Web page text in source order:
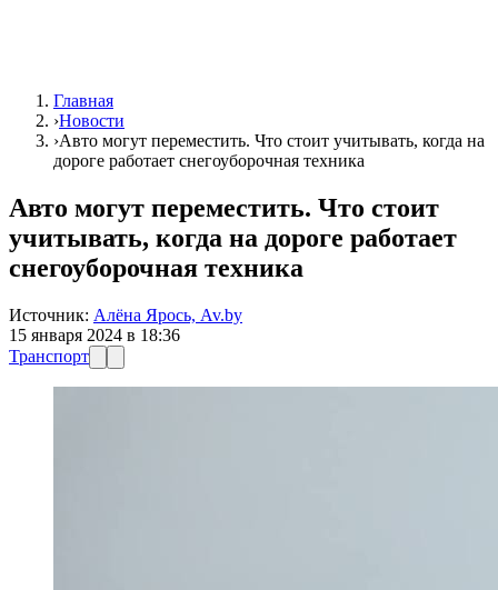
Главная
›Новости
›Авто могут переместить. Что стоит учитывать, когда на
дороге работает снегоуборочная техника
Авто могут переместить. Что стоит
учитывать, когда на дороге работает
снегоуборочная техника
Источник: Алёна Ярось, Av.by
15 января 2024 в 18:36
Транспорт